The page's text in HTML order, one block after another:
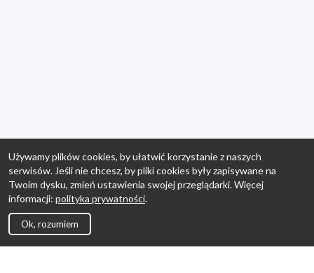
Używamy plików cookies, by ułatwić korzystanie z naszych
serwisów. Jeśli nie chcesz, by pliki cookies były zapisywane na
Twoim dysku, zmień ustawienia swojej przeglądarki. Więcej
informacji: polityka prywatności.
Ok, rozumiem